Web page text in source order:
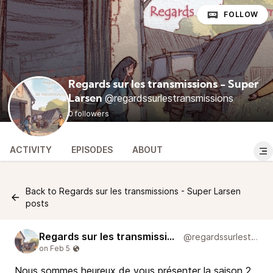
Regards sur les transmissions - Super
Larsen @regardssurlestransmissions
0 followers
FOLLOW
ACTIVITY EPISODES ABOUT
Back to Regards sur les transmissions - Super Larsen
posts
Regards sur les transmissions - Super Larsen @regardssurlestransmissions
Nous sommes heureux de vous présenter la saison 2